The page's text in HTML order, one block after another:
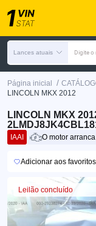
Lances atuais Digite o
Página inicial /
LINCOLN MKX 2012
LINCOLN MKX
IAAI O motor arranca
Adicionar aos favoritos
Leilão concluído